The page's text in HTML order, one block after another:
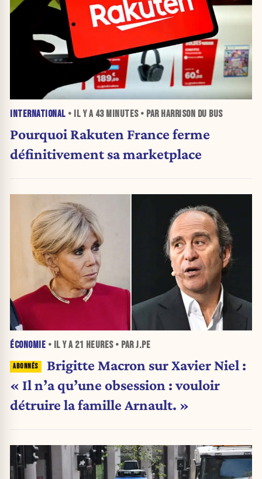
INTERNATIONAL • IL Y A 43 MINUTES• PAR HARRISON DU BUS
Pourquoi Rakuten France ferme
définitivement sa marketplace
ÉCONOMIE • IL Y A 21 HEURES• PAR J.PE
Brigitte Macron sur Xavier Niel :
« Il n’a qu’une obsession : vouloir
détruire la famille Arnault. »